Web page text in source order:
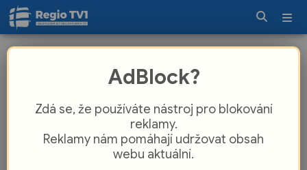
trvalým pobytem. Má pro ně
AdBlock?
Zdá se, že používáte nástroj pro blokování
reklamy.
Reklamy nám pomáhají udržovat obsah
webu aktuální.